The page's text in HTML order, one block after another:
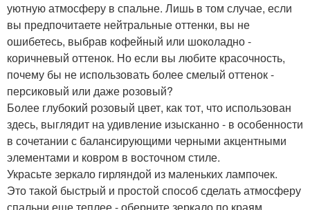
уютную атмосферу в спальне. Лишь в том случае, если
вы предпочитаете нейтральные оттенки, вы не
ошибетесь, выбрав кофейный или шоколадно -
коричневый оттенок. Но если вы любите красочность,
почему бы не использовать более смелый оттенок -
персиковый или даже розовый?
Более глубокий розовый цвет, как тот, что использован
здесь, выглядит на удивление изысканно - в особенности
в сочетании с балансирующими черными акцентными
элементами и ковром в восточном стиле.
Украсьте зеркало гирляндой из маленьких лампочек.
Это такой быстрый и простой способ сделать атмосферу